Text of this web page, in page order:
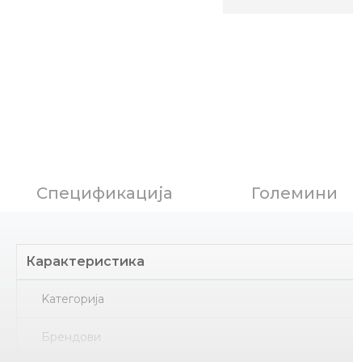
Спецификација Големини
Карактеристика
Kатегорија
Брендови